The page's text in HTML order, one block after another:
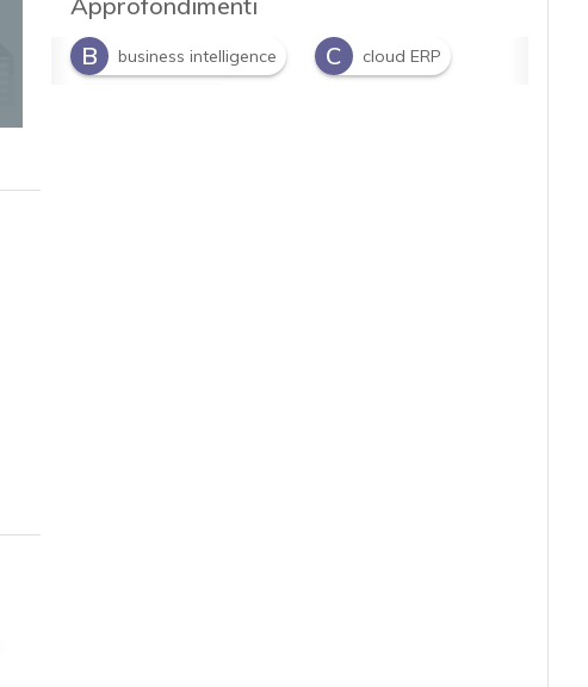
B
business intelligence C cloud ERP